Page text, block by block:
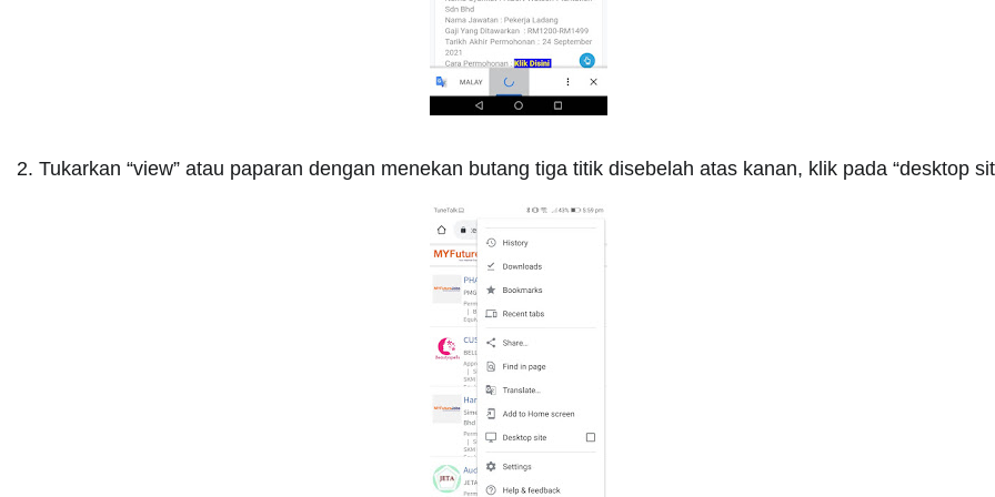
2. Tukarkan “view” atau paparan dengan menekan butang tiga titik disebelah atas kanan, klik pada “desktop